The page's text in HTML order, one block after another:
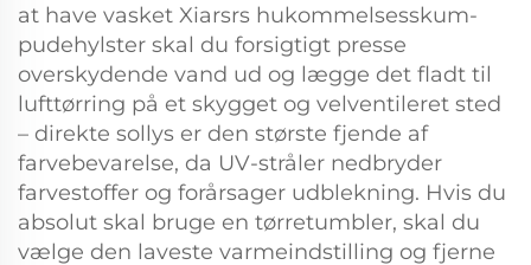
at have vasket Xiarsrs hukommelsesskum-
pudehylster skal du forsigtigt presse
overskydende vand ud og lægge det fladt til
lufttørring på et skygget og velventileret sted
– direkte sollys er den største fjende af
farvebevarelse, da UV-stråler nedbryder
farvestoffer og forårsager udblekning. Hvis du
absolut skal bruge en tørretumbler, skal du
vælge den laveste varmeindstilling og fjerne